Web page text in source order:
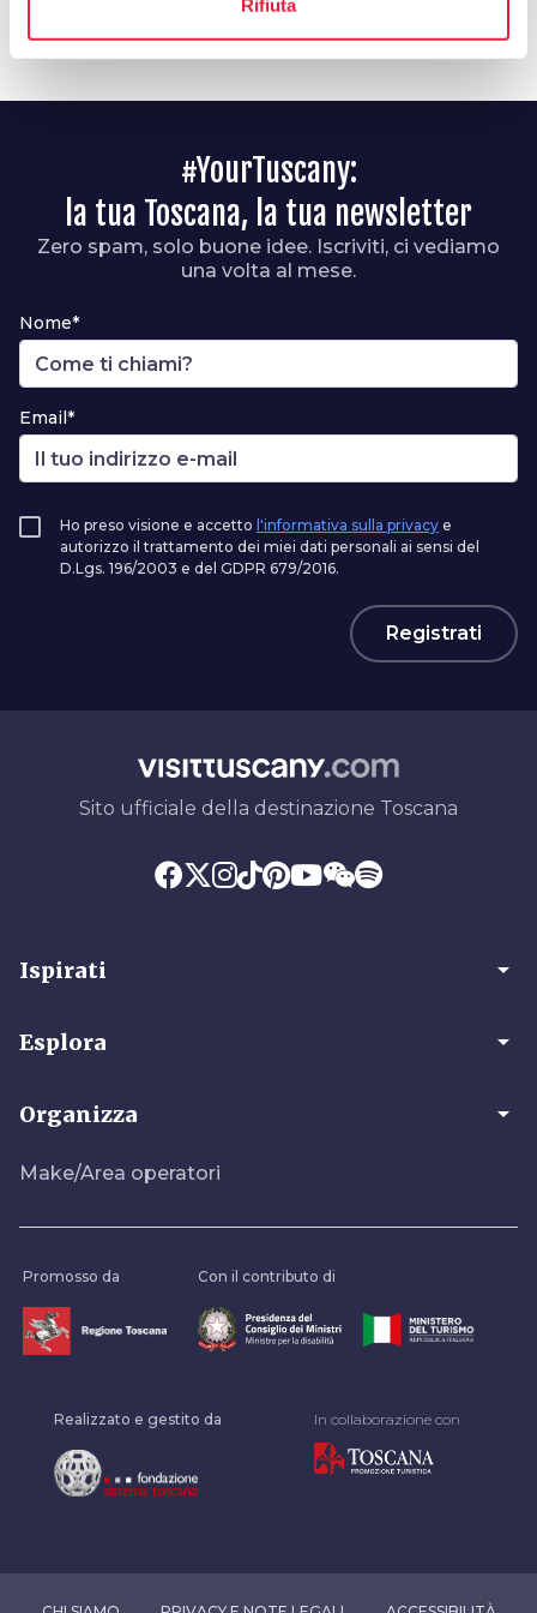
Rifiuta
#YourTuscany:
la tua Toscana, la tua newsletter
Zero spam, solo buone idee. Iscriviti, ci vediamo
una volta al mese.
Nome*
Email*
Ho preso visione e accetto l'informativa sulla privacy e
autorizzo il trattamento dei miei dati personali ai sensi del
D.Lgs. 196/2003 e del GDPR 679/2016.
Registrati
Sito ufficiale della destinazione Toscana
Ispirati arrow_drop_down
Esplora arrow_drop_down
Organizza arrow_drop_down
Make/Area operatori
Promosso da Con il contributo di
Realizzato e gestito da In collaborazione con